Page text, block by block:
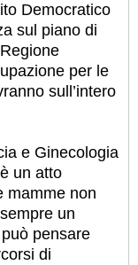
Democratico
sul piano di
per le
sull’intero
e Ginecologia
un atto
mamme non
un
pensare
di